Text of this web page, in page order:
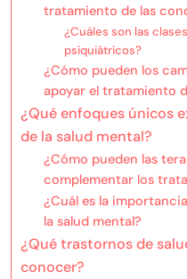
tratamiento de las
¿Cuáles son las
psiquiátricos?
¿Cómo pueden los
apoyar el tratamiento
¿Qué enfoques únicos
de la salud mental?
¿Cómo pueden las
complementar los
¿Cuál es la
la salud mental?
¿Qué trastornos de
conocer?